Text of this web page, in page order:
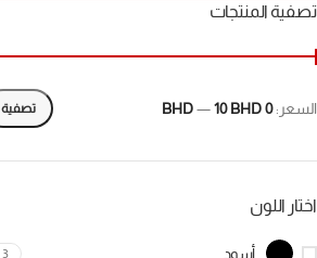
تصفية المنتجات
تصفية السعر:0 BHD
—10 BHD
اختار اللون
أسود 3